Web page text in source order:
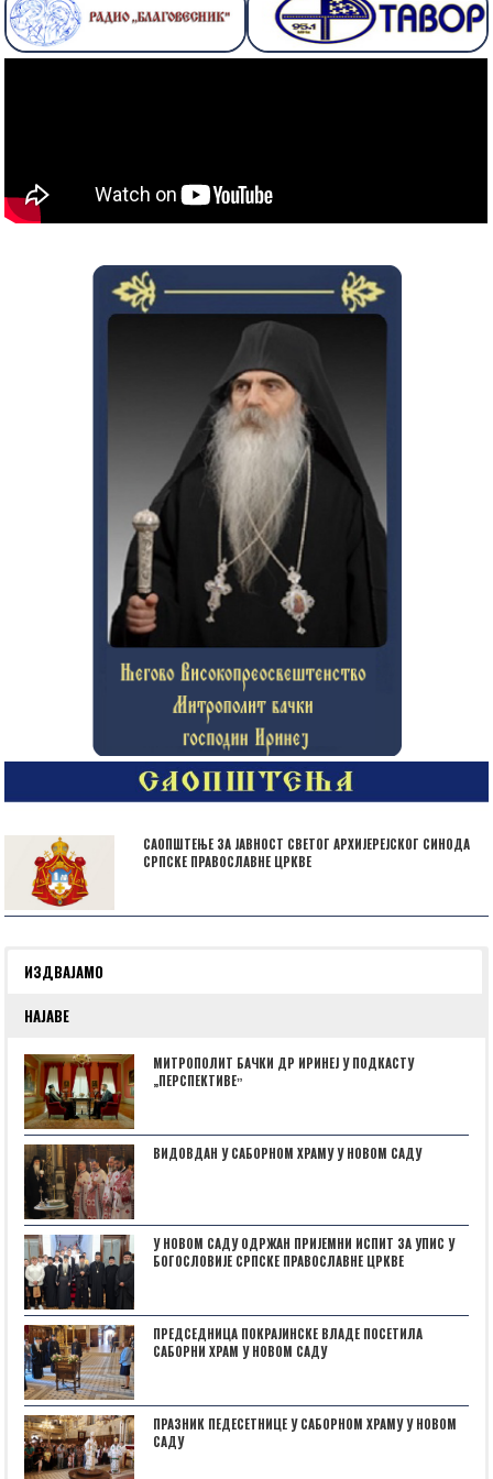
САОПШТЕЊЕ ЗА ЈАВНОСТ СВЕТОГ АРХИЈЕРЕЈСКОГ СИНОДА
СРПСКЕ ПРАВОСЛАВНЕ ЦРКВЕ
ИЗДВАЈАМО
НАЈАВЕ
МИТРОПОЛИТ БАЧКИ ДР ИРИНЕЈ У ПОДКАСТУ
„ПЕРСПЕКТИВЕˮ
ВИДОВДАН У САБОРНОМ ХРАМУ У НОВОМ САДУ
У НОВОМ САДУ ОДРЖАН ПРИЈЕМНИ ИСПИТ ЗА УПИС У
БОГОСЛОВИЈЕ СРПСКЕ ПРАВОСЛАВНЕ ЦРКВЕ
ПРЕДСЕДНИЦА ПОКРАЈИНСКЕ ВЛАДЕ ПОСЕТИЛА
САБОРНИ ХРАМ У НОВОМ САДУ
ПРАЗНИК ПЕДЕСЕТНИЦЕ У САБОРНОМ ХРАМУ У НОВОМ
САДУ